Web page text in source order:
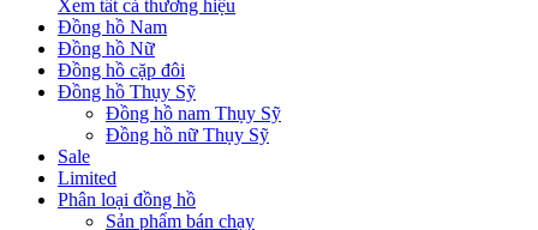
Xem tất cả thương hiệu
Đồng hồ Nam
Đồng hồ Nữ
Đồng hồ cặp đôi
Đồng hồ Thụy Sỹ
Đồng hồ nam Thụy Sỹ
Đồng hồ nữ Thụy Sỹ
Sale
Limited
Phân loại đồng hồ
Sản phẩm bán chạy